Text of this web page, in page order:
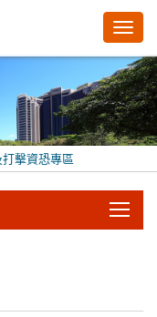
打擊資恐專區